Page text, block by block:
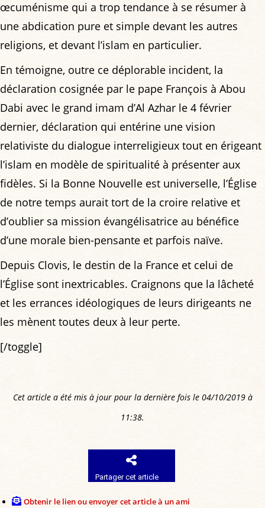
œcuménisme qui a trop tendance à se résumer à
une abdication pure et simple devant les autres
religions, et devant l’islam en particulier.
En témoigne, outre ce déplorable incident, la
déclaration cosignée par le pape François à Abou
Dabi avec le grand imam d’Al Azhar le 4 février
dernier, déclaration qui entérine une vision
relativiste du dialogue interreligieux tout en érigeant
l’islam en modèle de spiritualité à présenter aux
fidèles. Si la Bonne Nouvelle est universelle, l’Église
de notre temps aurait tort de la croire relative et
d’oublier sa mission évangélisatrice au bénéfice
d’une morale bien-pensante et parfois naïve.
Depuis Clovis, le destin de la France et celui de
l’Église sont inextricables. Craignons que la lâcheté
et les errances idéologiques de leurs dirigeants ne
les mènent toutes deux à leur perte.
[/toggle]
Cet article a été mis à jour pour la dernière fois le 04/10/2019 à
11:38.
Partager cet article
Obtenir le lien ou envoyer cet article à un ami